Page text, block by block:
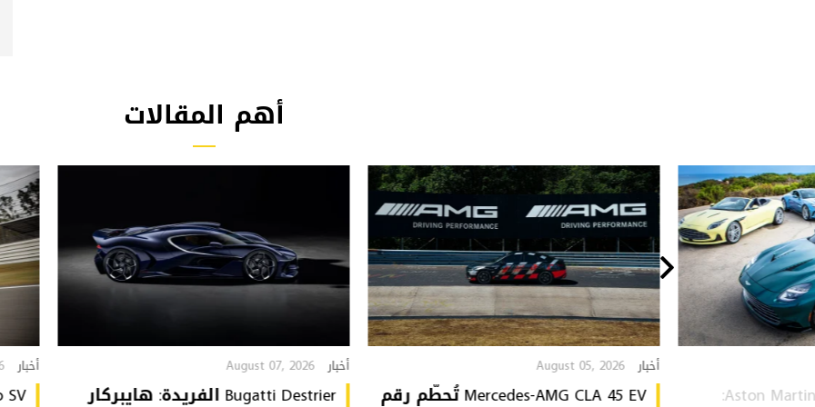
أهم المقالات
Aston Martin Heritage Collection:
أخبار August 05, 2026
Mercedes-AMG CLA 45 EV تُحطّم رقم
أخبار August 07, 2026
Bugatti Destrier الفريدة: هايبركار
أخبار